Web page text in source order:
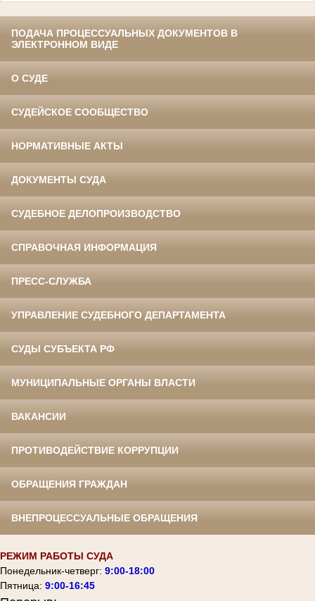
ПОДАЧА ПРОЦЕССУАЛЬНЫХ ДОКУМЕНТОВ В
ЭЛЕКТРОННОМ ВИДЕ
О СУДЕ
СУДЕЙСКОЕ СООБЩЕСТВО
НОРМАТИВНЫЕ АКТЫ
ДОКУМЕНТЫ СУДА
СУДЕБНОЕ ДЕЛОПРОИЗВОДСТВО
СПРАВОЧНАЯ ИНФОРМАЦИЯ
ПРЕСС-СЛУЖБА
УПРАВЛЕНИЕ СУДЕБНОГО ДЕПАРТАМЕНТА
СУДЫ СУБЪЕКТА РФ
МУНИЦИПАЛЬНЫЕ ОРГАНЫ ВЛАСТИ
ВАКАНСИИ
ПРОТИВОДЕЙСТВИЕ КОРРУПЦИИ
ОБРАЩЕНИЯ ГРАЖДАН
ВНЕПРОЦЕССУАЛЬНЫЕ ОБРАЩЕНИЯ
РЕЖИМ РАБОТЫ СУДА
Понедельник-четверг: 9:00-18:00
Пятница: 9:00-16:45